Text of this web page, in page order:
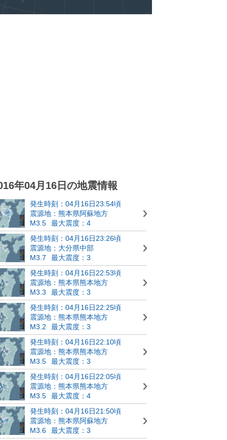
年04月16日の地震情報
発生時刻：04月16日23:54頃
震源地：熊本県阿蘇地方
M3.5
最大震度：4
発生時刻：04月16日23:26頃
震源地：大分県中部
M3.7
最大震度：3
発生時刻：04月16日22:53頃
震源地：熊本県熊本地方
M3.3
最大震度：3
発生時刻：04月16日22:25頃
震源地：熊本県熊本地方
M3.2
最大震度：3
発生時刻：04月16日22:10頃
震源地：熊本県熊本地方
M3.5
最大震度：3
発生時刻：04月16日22:05頃
震源地：熊本県熊本地方
M3.5
最大震度：4
発生時刻：04月16日21:50頃
震源地：熊本県阿蘇地方
M3.6
最大震度：3